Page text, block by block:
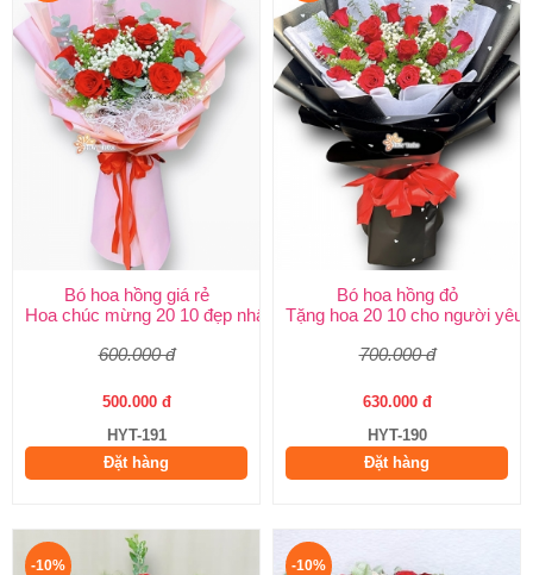
Bó hoa hồng giá rẻ
Hoa chúc mừng 20 10 đẹp nhất
600.000 đ
500.000 đ
HYT-191
Đặt hàng
Bó hoa hồng đỏ
Tặng hoa 20 10 cho người yêu
700.000 đ
630.000 đ
HYT-190
Đặt hàng
-10% -10%